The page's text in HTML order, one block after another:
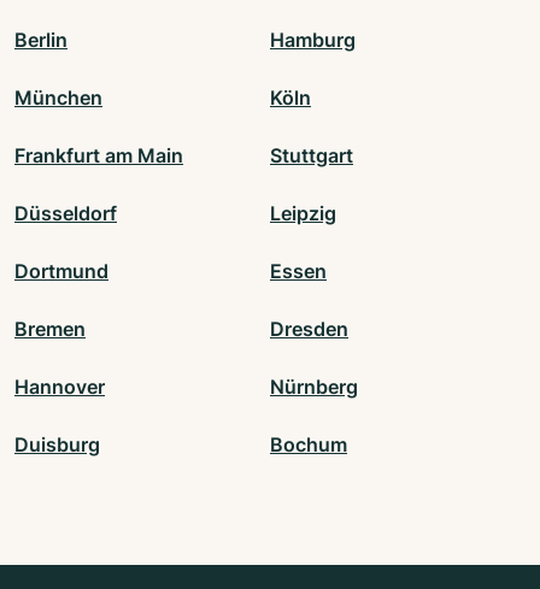
Berlin Hamburg
München Köln
Frankfurt am Main Stuttgart
Düsseldorf Leipzig
Dortmund Essen
Bremen Dresden
Hannover Nürnberg
Duisburg Bochum